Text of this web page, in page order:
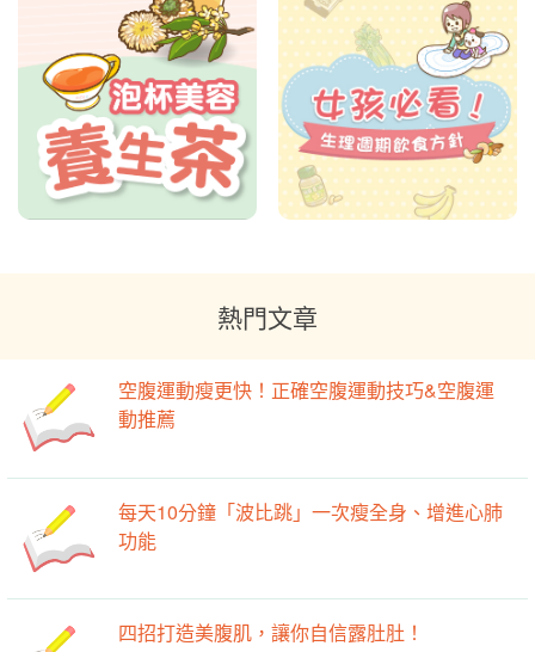
熱門文章
空腹運動瘦更快！正確空腹運動技巧&空腹運
動推薦
每天10分鐘「波比跳」一次瘦全身、增進心肺
功能
四招打造美腹肌，讓你自信露肚肚！